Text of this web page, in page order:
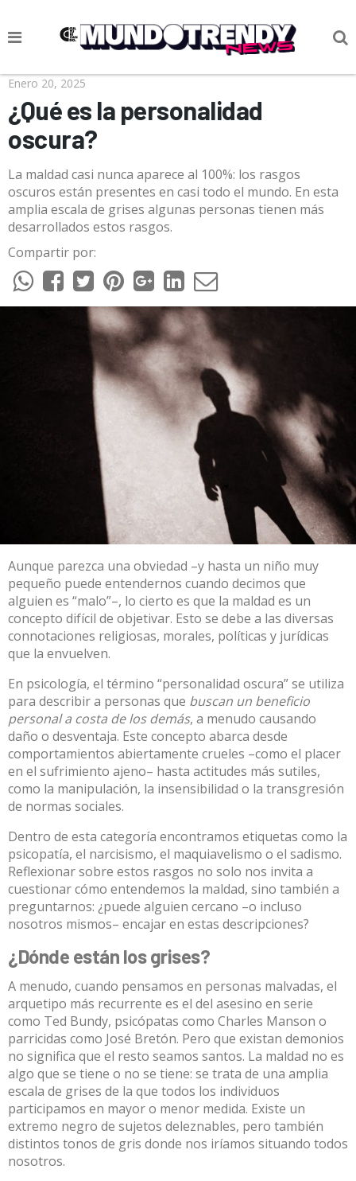
NOTICIAS
CULTURA POP
CIENCIA Y TECNOLOGÍA
VIDA
SOCIEDAD
CULTURIZANDO.COM
Enero 20, 2025
¿Qué es la personalidad
oscura?
La maldad casi nunca aparece al 100%: los rasgos
oscuros están presentes en casi todo el mundo. En esta
amplia escala de grises algunas personas tienen más
desarrollados estos rasgos.
Compartir por:
Aunque parezca una obviedad –y hasta un niño muy
pequeño puede entendernos cuando decimos que
alguien es “malo”–, lo cierto es que la maldad es un
concepto difícil de objetivar. Esto se debe a las diversas
connotaciones religiosas, morales, políticas y jurídicas
que la envuelven.
En psicología, el término “personalidad oscura” se utiliza
para describir a personas que buscan un beneficio
personal a costa de los demás, a menudo causando
daño o desventaja. Este concepto abarca desde
comportamientos abiertamente crueles –como el placer
en el sufrimiento ajeno– hasta actitudes más sutiles,
como la manipulación, la insensibilidad o la transgresión
de normas sociales.
Dentro de esta categoría encontramos etiquetas como la
psicopatía, el narcisismo, el maquiavelismo o el sadismo.
Reflexionar sobre estos rasgos no solo nos invita a
cuestionar cómo entendemos la maldad, sino también a
preguntarnos: ¿puede alguien cercano –o incluso
nosotros mismos– encajar en estas descripciones?
¿Dónde están los grises?
A menudo, cuando pensamos en personas malvadas, el
arquetipo más recurrente es el del asesino en serie
como Ted Bundy, psicópatas como Charles Manson o
parricidas como José Bretón. Pero que existan demonios
no significa que el resto seamos santos. La maldad no es
algo que se tiene o no se tiene: se trata de una amplia
escala de grises de la que todos los individuos
participamos en mayor o menor medida. Existe un
extremo negro de sujetos deleznables, pero también
distintos tonos de gris donde nos iríamos situando todos
nosotros.